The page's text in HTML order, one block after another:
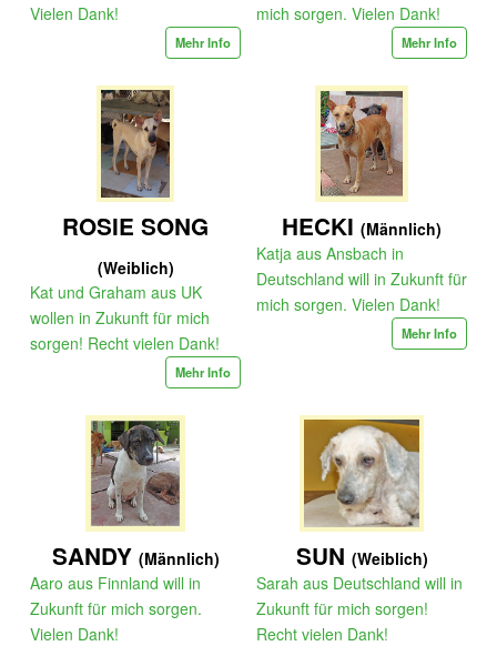
Vielen Dank!
Mehr Info
mich sorgen. Vielen Dank!
Mehr Info
ROSIE SONG
(Weiblich)
Kat und Graham aus UK
wollen in Zukunft für mich
sorgen! Recht vielen Dank!
Mehr Info
HECKI (Männlich)
Katja aus Ansbach in
Deutschland will in Zukunft für
mich sorgen. Vielen Dank!
Mehr Info
SANDY (Männlich)
Aaro aus Finnland will in
Zukunft für mich sorgen.
Vielen Dank!
SUN (Weiblich)
Sarah aus Deutschland will in
Zukunft für mich sorgen!
Recht vielen Dank!